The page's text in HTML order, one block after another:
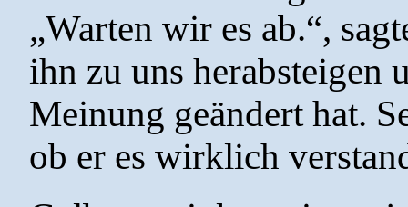
„Warten wir es ab.“,
ihn zu uns herabsteigen
Meinung geändert hat.
ob er es wirklich